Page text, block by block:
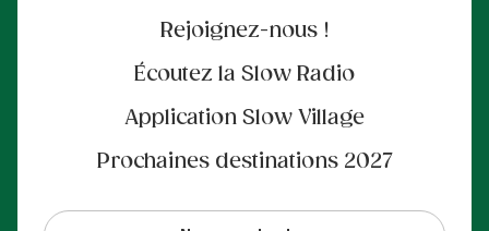
Rejoignez-nous !
Écoutez la Slow Radio
Application Slow Village
Prochaines destinations 2027